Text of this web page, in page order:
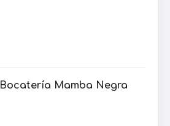
Bocatería Mamba Negra